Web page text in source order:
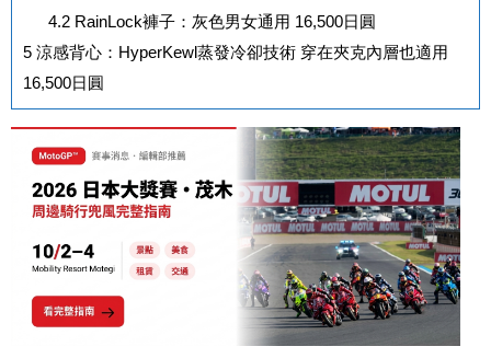
4.2RainLock褲子：灰色男女通用 16,500日圓
5 涼感背心：HyperKewl蒸發冷卻技術 穿在夾克內層也適用
16,500日圓